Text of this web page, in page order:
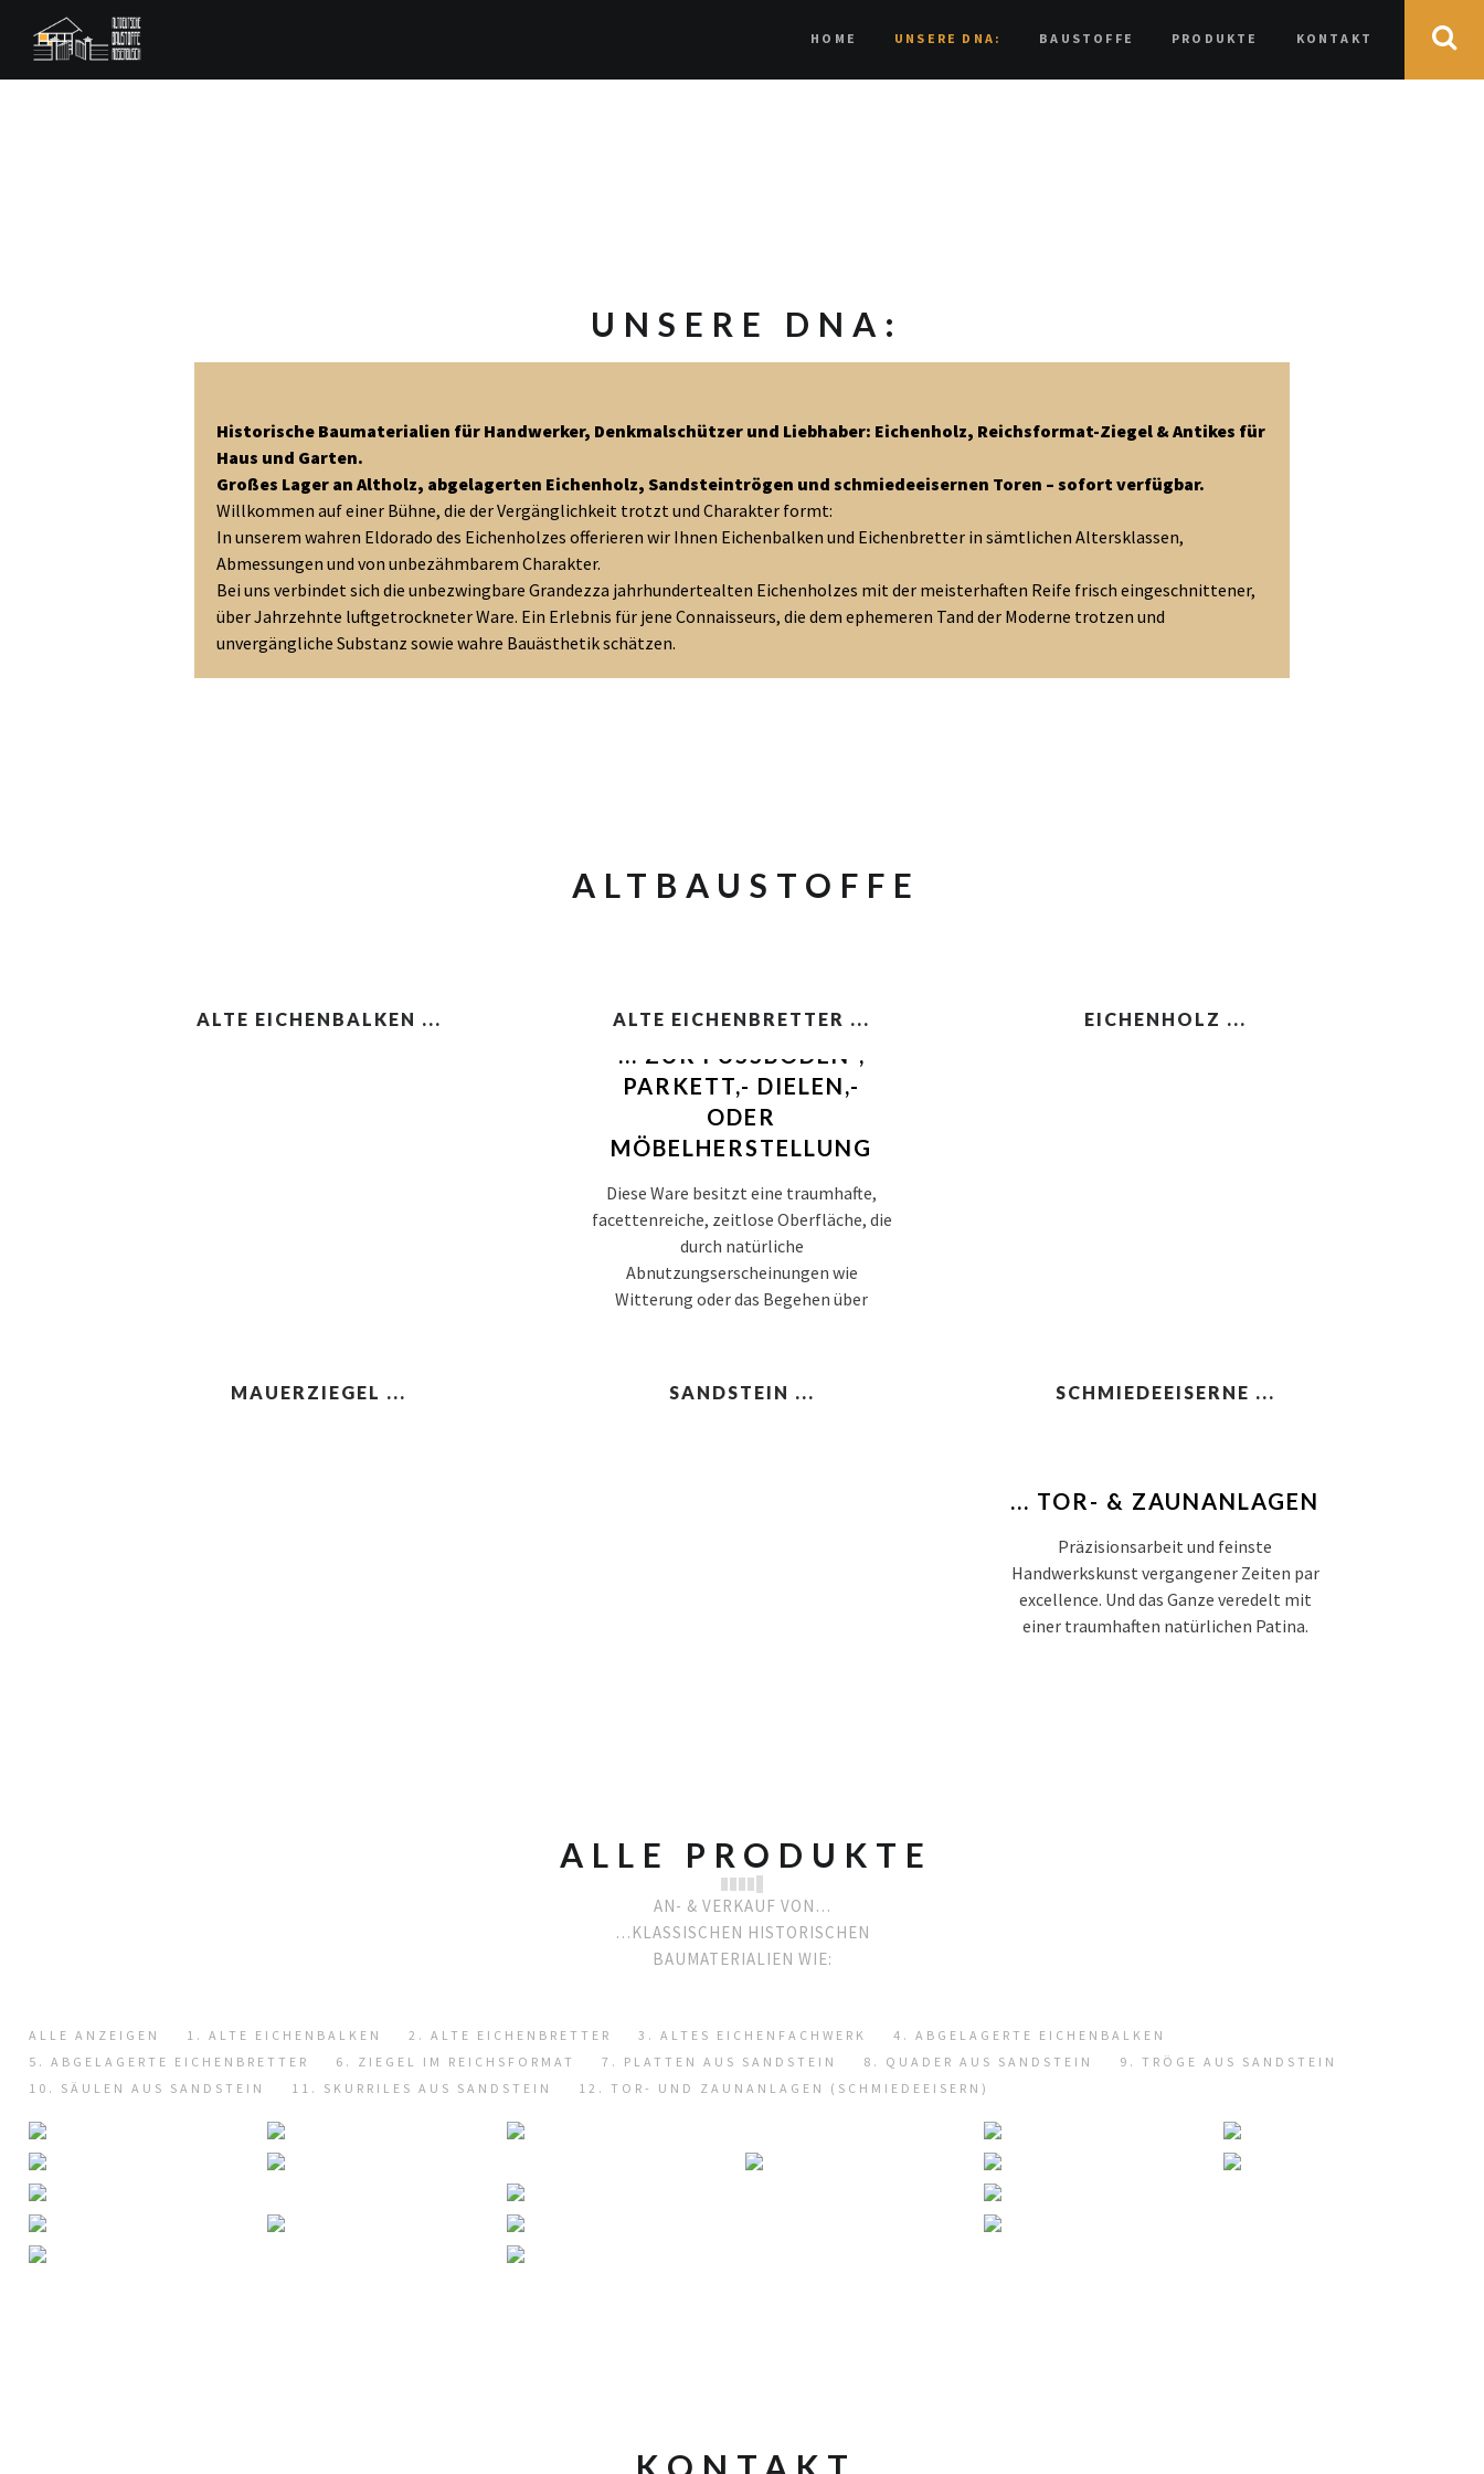
HOME UNSERE DNA: BAUSTOFFE PRODUKTE KONTAKT
UNSERE DNA:
Historische Baumaterialien für Handwerker, Denkmalschützer und Liebhaber: Eichenholz, Reichsformat-Ziegel & Antikes für
Haus und Garten.
Großes Lager an Altholz, abgelagerten Eichenholz, Sandsteintrögen und schmiedeeisernen Toren – sofort verfügbar.
Willkommen auf einer Bühne, die der Vergänglichkeit trotzt und Charakter formt:
In unserem wahren Eldorado des Eichenholzes offerieren wir Ihnen Eichenbalken und Eichenbretter in sämtlichen Altersklassen,
Abmessungen und von unbezähmbarem Charakter.
Bei uns verbindet sich die unbezwingbare Grandezza jahrhundertealten Eichenholzes mit der meisterhaften Reife frisch eingeschnittener,
über Jahrzehnte luftgetrockneter Ware. Ein Erlebnis für jene Connaisseurs, die dem ephemeren Tand der Moderne trotzen und
unvergängliche Substanz sowie wahre Bauästhetik schätzen.
ALTBAUSTOFFE
ALTE EICHENBALKEN ...
MAUERZIEGEL ...
ALTE EICHENBRETTER ...
... ZUR FUSSBÖDEN-, P
ARKETT,- DIELEN,- O
DER M
ÖBELHERSTELLUNG
Diese Ware besitzt eine traumhafte,
facettenreiche, zeitlose Oberfläche, die
durch natürliche
Abnutzungserscheinungen wie
Witterung oder das Begehen über
SANDSTEIN ...
EICHENHOLZ ...
SCHMIEDEEISERNE ...
... TOR- & ZAUNANLAGEN
Präzisionsarbeit und feinste
Handwerkskunst vergangener Zeiten par
excellence. Und das Ganze veredelt mit
einer traumhaften natürlichen Patina.
ALLE PRODUKTE
AN- & VERKAUF VON…
…KLASSISCHEN HISTORISCHEN
BAUMATERIALIEN WIE:
ALLE ANZEIGEN 1. ALTE EICHENBALKEN 2. ALTE EICHENBRETTER 3. ALTES EICHENFACHWERK
4. ABGELAGERTE EICHENBALKEN
5. ABGELAGERTE EICHENBRETTER
6. ZIEGEL IM REICHSFORMAT 7. PLATTEN AUS SANDSTEIN 8. QUADER AUS SANDSTEIN
9. TRÖGE AUS SANDSTEIN
10. SÄULEN AUS SANDSTEIN
11. SKURRILES AUS SANDSTEIN 12. TOR- UND ZAUNANLAGEN (SCHMIEDEEISERN)